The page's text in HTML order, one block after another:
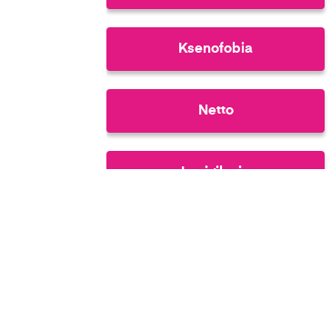
Ksenofobia
Netto
Inwigilacja